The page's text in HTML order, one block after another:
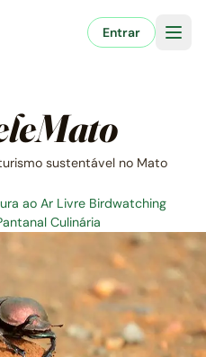
Entrar
sustentável no Mato
ao Ar Livre Birdwatching
Culinária